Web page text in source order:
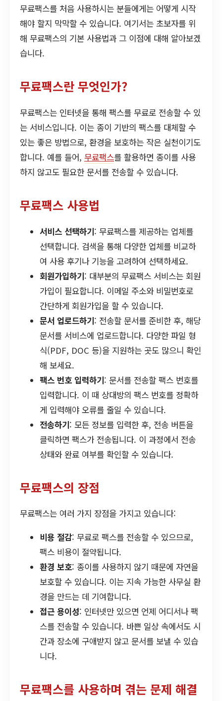
무료팩스를 처음 사용하시는 분들에게는 어떻게 시작
해야 할지 막막할 수 있습니다. 여기서는 초보자를 위
해 무료팩스의 기본 사용법과 그 이점에 대해 알아보겠
습니다.
무료팩스란 무엇인가?
무료팩스는 인터넷을 통해 팩스를 무료로 전송할 수 있
는 서비스입니다. 이는 종이 기반의 팩스를 대체할 수
있는 좋은 방법으로, 환경을 보호하는 작은 실천이기도
합니다. 예를 들어, 무료팩스를 활용하면 종이를 사용
하지 않고도 필요한 문서를 전송할 수 있습니다.
무료팩스 사용법
서비스 선택하기: 무료팩스를 제공하는 업체를
선택합니다. 검색을 통해 다양한 업체를 비교하
여 사용 후기나 기능을 고려하여 선택하세요.
회원가입하기: 대부분의 무료팩스 서비스는 회원
가입이 필요합니다. 이메일 주소와 비밀번호로
간단하게 회원가입을 할 수 있습니다.
문서 업로드하기: 전송할 문서를 준비한 후, 해당
문서를 서비스에 업로드합니다. 다양한 파일 형
식(PDF, DOC 등)을 지원하는 곳도 많으니 확인
해 보세요.
팩스 번호 입력하기: 문서를 전송할 팩스 번호를
입력합니다. 이 때 상대방의 팩스 번호를 정확하
게 입력해야 오류를 줄일 수 있습니다.
전송하기: 모든 정보를 입력한 후, 전송 버튼을
클릭하면 팩스가 전송됩니다. 이 과정에서 전송
상태와 완료 여부를 확인할 수 있습니다.
무료팩스의 장점
무료팩스는 여러 가지 장점을 가지고 있습니다:
비용 절감: 무료로 팩스를 전송할 수 있으므로,
팩스 비용이 절약됩니다.
환경 보호: 종이를 사용하지 않기 때문에 자연을
보호할 수 있습니다. 이는 지속 가능한 사무실 환
경을 만드는 데 기여합니다.
접근 용이성: 인터넷만 있으면 언제 어디서나 팩
스를 전송할 수 있습니다. 바쁜 일상 속에서도 시
간과 장소에 구애받지 않고 문서를 보낼 수 있습
니다.
무료팩스를 사용하며 겪는 문제 해결